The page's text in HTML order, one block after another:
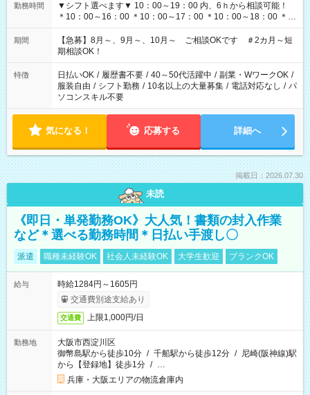
勤務時間
▼シフト選べます▼ 10：00～19：00 内、6ｈから相談可能！
＊10：00～16：00 ＊10：00～17：00 ＊10：00～18：00 ＊
11：00～19：00 ＊12：00～19：00 ＊13：00～19：00
期間
【急募】8月～、9月～、10月～ ご相談OKです ＃2カ月～短
期相談OK！
特徴 日払いOK / 履歴書不要 / 40～50代活躍中 / 副業・WワークOK /
服装自由 / シフト勤務 / 10名以上の大量募集 / 電話対応なし / パ
ソコンスキル不要
気になる！ 応募する 詳細へ
掲載日：2026.07.30
未読
《即日・単発勤務OK》大人気！書類の封入作業
など＊選べる勤務時間＊日払い手渡し〇
派遣 職種未経験OK 社会人未経験OK 大学生歓迎 ブランクOK
給与
時給1284円～1605円
交通費別途支給あり
交通費 上限1,000円/日
勤務地
大阪市西淀川区
御幣島駅から徒歩10分 / 千船駅から徒歩12分 / 尼崎(阪神線)駅
から【登録地】徒歩1分 / …
兵庫・大阪エリアの物流倉庫内